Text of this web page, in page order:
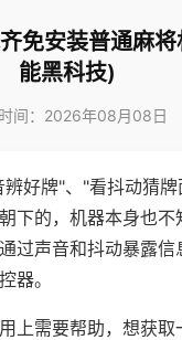
免安装普通麻
能黑科技)
间：2026年08月08日
好牌"、"看抖动猜
下的，机器本身也不
过声音和抖动暴露信
器。
上需要帮助，想获取